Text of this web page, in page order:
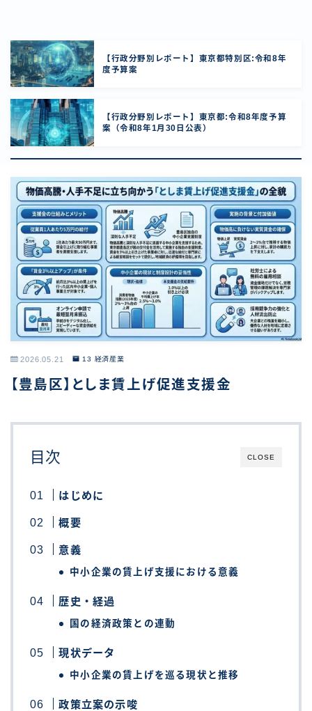
【行政分野別レポート】東京都特別区:令和8年
度予算案
【行政分野別レポート】東京都:令和8年度予算
案（令和8年1月30日公表）
2026.05.21 13 経済産業
【豊島区】としま賃上げ促進支援金
CLOSE
目次
はじめに
概要
意義
中小企業の賃上げ支援における意義
歴史・経過
国の経済政策との連動
現状データ
中小企業の賃上げを巡る現状と推移
政策立案の示唆